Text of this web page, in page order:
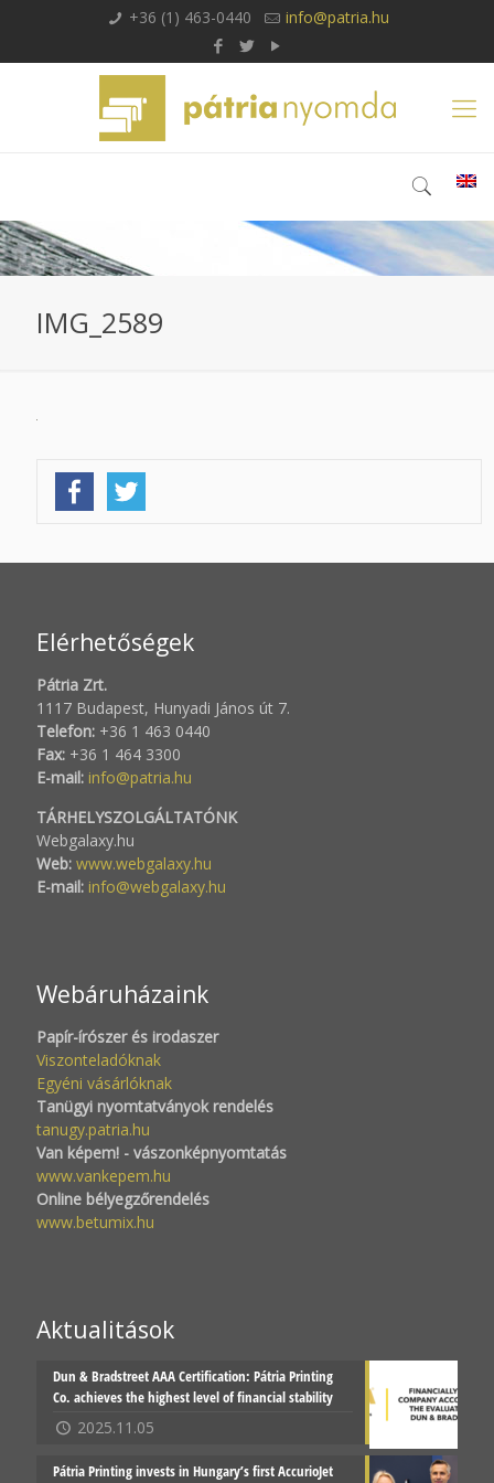
+36 (1) 463-0440 info@patria.hu
IMG_2589
Elérhetőségek
Pátria Zrt.
1117 Budapest, Hunyadi János út 7.
Telefon: +36 1 463 0440
Fax: +36 1 464 3300
E-mail: info@patria.hu
TÁRHELYSZOLGÁLTATÓNK
Webgalaxy.hu
Web: www.webgalaxy.hu
E-mail: info@webgalaxy.hu
Webáruházaink
Papír-írószer és irodaszer
Viszonteladóknak
Egyéni vásárlóknak
Tanügyi nyomtatványok rendelés
tanugy.patria.hu
Van képem! - vászonképnyomtatás
www.vankepem.hu
Online bélyegzőrendelés
www.betumix.hu
Aktualitások
Dun & Bradstreet AAA Certification: Pátria Printing
Co. achieves the highest level of financial stability
2025.11.05
Pátria Printing invests in Hungary’s first AccurioJet